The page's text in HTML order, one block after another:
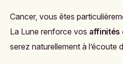
Cancer, vous êtes
La Lune renforce vos affinités
serez naturellement à l’écoute